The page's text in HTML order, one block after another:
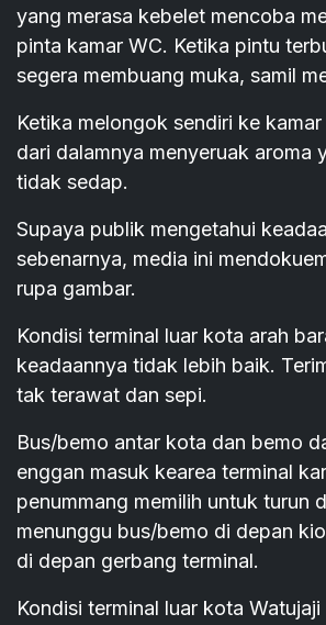
yang merasa kebelet mencoba
pinta kamar WC. Ketika pintu
segera membuang muka, samil
Ketika melongok sendiri ke
dari dalamnya menyeruak aroma
tidak sedap.
Supaya publik mengetahui
sebenarnya, media ini
rupa gambar.
Kondisi terminal luar kota arah
keadaannya tidak lebih baik.
tak terawat dan sepi.
Bus/bemo antar kota dan bemo
enggan masuk kearea terminal
penummang memilih untuk turun
menunggu bus/bemo di depan
di depan gerbang terminal.
Kondisi terminal luar kota